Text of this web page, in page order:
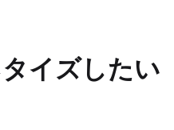
イズしたい